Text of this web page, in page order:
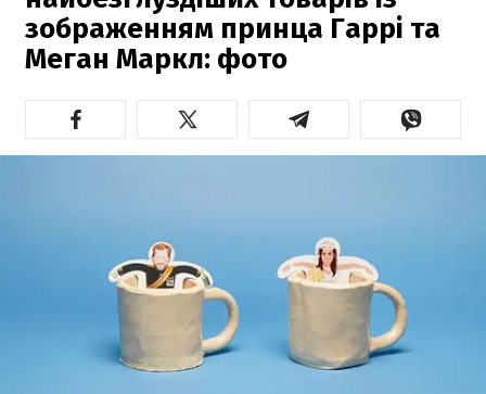
зображенням принца Гаррі та
Меган Маркл: фото